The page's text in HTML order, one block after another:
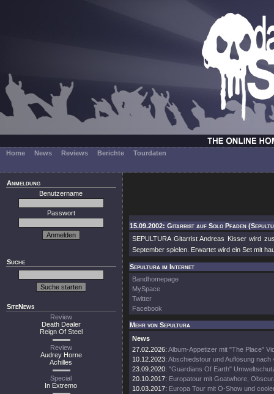
Home News Reviews Berichte Tourdaten
Anmeldung
Benutzername
Passwort
Suche
SiteNews
Review
Death Dealer
Reign Of Steel
Review
Audrey Horne
Achilles
Special
In Extremo
15.09.2002: Gitarrist auf Solo Pfaden
SEPULTURA Gitarrist Andreas Kisser wird
September spielen. Erwartet wird ein Set mit
Sepultura im Internet
Bandhomepage
MySpace
Twitter
Facebook
Mehr von Sepultura
News
27.02.2026: Album-Appetizer mit "The Place"
10.12.2023: Abschiedstour und Auflösung nach
23.09.2020: "Guardians Of Earth"
20.10.2017: Europatour mit Goatwhore,
10.03.2017: Europa Tour mit Ö-Show und